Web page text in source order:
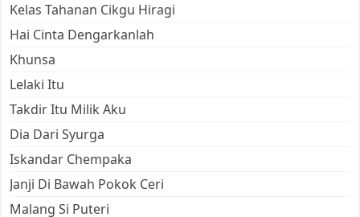
Kelas Tahanan Cikgu Hiragi
Hai Cinta Dengarkanlah
Khunsa
Lelaki Itu
Takdir Itu Milik Aku
Dia Dari Syurga
Iskandar Chempaka
Janji Di Bawah Pokok Ceri
Malang Si Puteri